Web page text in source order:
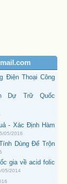
Điện Thoại Công
Dự Trữ Quốc
- Xác Định Hàm
05/2016
Dùng Để Trộn
gia về acid folic
05/2014